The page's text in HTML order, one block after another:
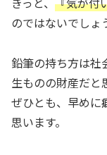
のではないでしょ
鉛筆の持ち方は社
生ものの財産だと
ぜひとも、早めに
思います。